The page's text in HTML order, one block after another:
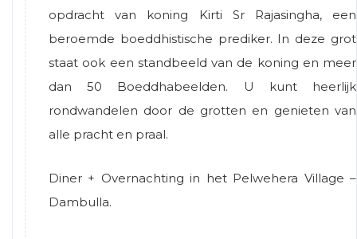
opdracht van koning Kirti Sr Rajasingha, een
beroemde boeddhistische prediker. In deze grot
staat ook een standbeeld van de koning en meer
dan 50 Boeddhabeelden. U kunt heerlijk
rondwandelen door de grotten en genieten van
alle pracht en praal.
Diner + Overnachting in het Pelwehera Village –
Dambulla.